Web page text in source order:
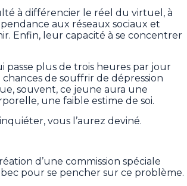
à différencier le réel du virtuel, à
aux réseaux sociaux et
Enfin, leur capacité à se concentrer
plus de trois heures par jour
de souffrir de dépression
souvent, ce jeune aura une
une faible estime de soi.
vous l’aurez deviné.
d’une commission spéciale
pour se pencher sur ce problème.